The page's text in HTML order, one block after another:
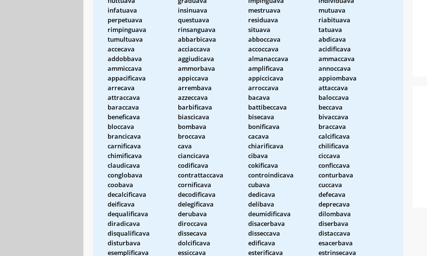
infatuava
insinuava mestruava
mutuava
perpetuava
questuava residuava
riabituava
rimpinguava
rinsanguava situava
tatuava
tumultuava
abbarbicava abboccava
abdicava
accecava
acciaccava accoccava
acidificava
addobbava
aggiudicava almanaccava
ammaccava
ammiccava
ammorbava amplificava
annoccava
appacificava
appiccava appiccicava
appiombava
arrecava
arrembava arroccava
attaccava
attraccava
azzeccava bacava
baloccava
baraccava
barbificava battibeccava
beccava
beneficava
biascicava bisecava
bivaccava
bloccava
bombava bonificava
braccava
brancicava
broccava cacava
calcificava
carnificava
cava chiarificava
chilificava
chimificava
ciancicava cibava
ciccava
claudicava
codificava cokificava
conficcava
conglobava
contrattaccava controindicava
conturbava
coobava
cornificava cubava
cuccava
decalcificava
decodificava dedicava
defecava
deificava
delegificava delibava
deprecava
dequalificava
derubava deumidificava
dilombava
diradicava
diroccava disacerbava
diserbava
disqualificava
dissecava disseccava
distaccava
disturbava
dolcificava edificava
esacerbava
esemplificava
essiccava esterificava
estrinsecava